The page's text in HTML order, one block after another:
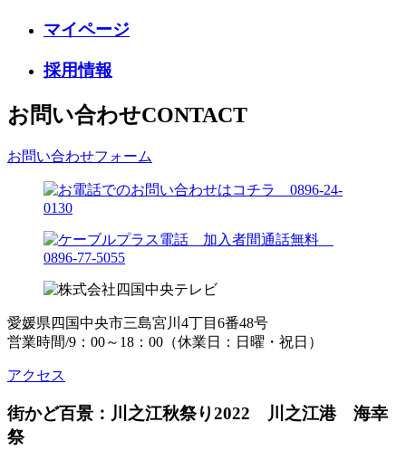
マイページ
採用情報
お問い合わせCONTACT
お問い合わせフォーム
愛媛県四国中央市三島宮川4丁目6番48号
営業時間/9：00～18：00（休業日：日曜・祝日）
アクセス
街かど百景：川之江秋祭り2022 川之江港 海幸
祭